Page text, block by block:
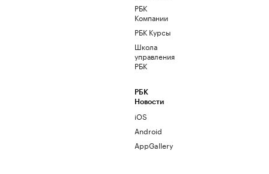
РБК
Компании
РБК Курсы
Школа
управления
РБК
РБК
Новости
iOS
Android
AppGallery